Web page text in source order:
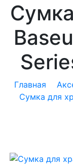
Главная
Сумка для